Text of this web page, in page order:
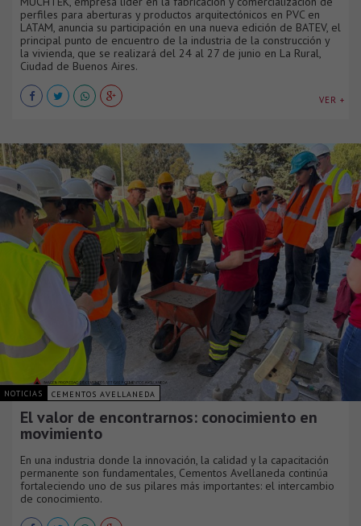
perfiles para aberturas y productos arquitectónicos en PVC en
LATAM, anuncia su participación en una nueva edición de BATEV, el
principal punto de encuentro de la industria de la construcción y
la vivienda, que se realizará del 24 al 27 de junio en La Rural,
Ciudad de Buenos Aires.
VER +
NOTICIAS CEMENTOS AVELLANEDA
El valor de encontrarnos: conocimiento en
movimiento
En una industria donde la innovación, la calidad y la capacitación
permanente son fundamentales, Cementos Avellaneda continúa
fortaleciendo uno de sus pilares más importantes: el intercambio
de conocimiento.